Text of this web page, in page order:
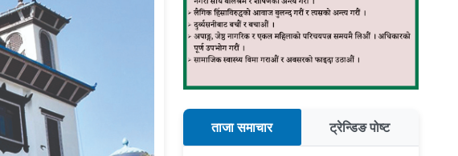
ताजा समाचार ट्रेन्डिङ पोष्ट